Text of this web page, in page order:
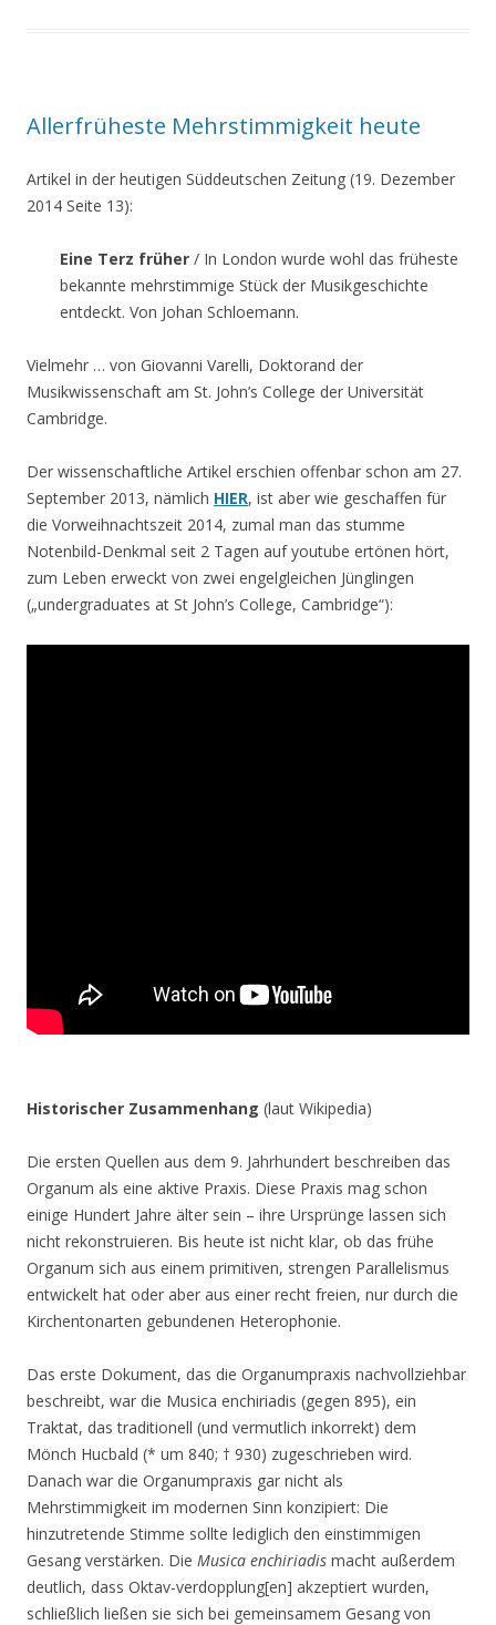
Allerfrüheste Mehrstimmigkeit heute
Artikel in der heutigen Süddeutschen Zeitung (19. Dezember
2014 Seite 13):
Eine Terz früher / In London wurde wohl das früheste
bekannte mehrstimmige Stück der Musikgeschichte
entdeckt. Von Johan Schloemann.
Vielmehr … von Giovanni Varelli, Doktorand der
Musikwissenschaft am St. John’s College der Universität
Cambridge.
Der wissenschaftliche Artikel erschien offenbar schon am 27.
September 2013, nämlich HIER, ist aber wie geschaffen für
die Vorweihnachtszeit 2014, zumal man das stumme
Notenbild-Denkmal seit 2 Tagen auf youtube ertönen hört,
zum Leben erweckt von zwei engelgleichen Jünglingen
(„undergraduates at St John’s College, Cambridge“):
Historischer Zusammenhang (laut Wikipedia)
Die ersten Quellen aus dem 9. Jahrhundert beschreiben das
Organum als eine aktive Praxis. Diese Praxis mag schon
einige Hundert Jahre älter sein – ihre Ursprünge lassen sich
nicht rekonstruieren. Bis heute ist nicht klar, ob das frühe
Organum sich aus einem primitiven, strengen Parallelismus
entwickelt hat oder aber aus einer recht freien, nur durch die
Kirchentonarten gebundenen Heterophonie.
Das erste Dokument, das die Organumpraxis nachvollziehbar
beschreibt, war die Musica enchiriadis (gegen 895), ein
Traktat, das traditionell (und vermutlich inkorrekt) dem
Mönch Hucbald (* um 840; † 930) zugeschrieben wird.
Danach war die Organumpraxis gar nicht als
Mehrstimmigkeit im modernen Sinn konzipiert: Die
hinzutretende Stimme sollte lediglich den einstimmigen
Gesang verstärken. Die Musica enchiriadis macht außerdem
deutlich, dass Oktav-verdopplung[en] akzeptiert wurden,
schließlich ließen sie sich bei gemeinsamem Gesang von